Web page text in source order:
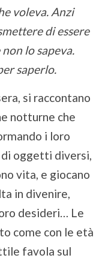
voleva. Anzi
di essere
lo sapeva.
saperlo.
si raccontano
notturne che
i loro
di oggetti diversi,
vita, e giocano
in divenire,
desideri… Le
come con le età
favola sul